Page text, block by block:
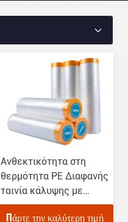
Ανθεκτικότητα στη
θερμότητα PE Διαφανής
ταινία κάλυψης με
ταινία PPF Φόρμα
Πάρτε την καλύτερη τιμή